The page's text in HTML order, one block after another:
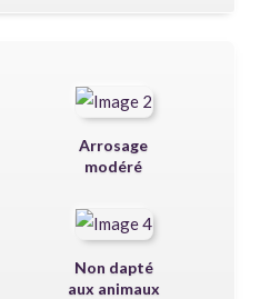
Arrosage
modéré
Non dapté
aux animaux